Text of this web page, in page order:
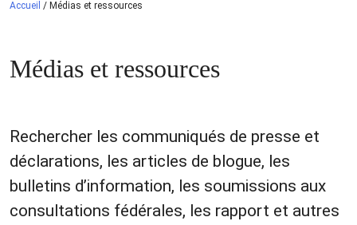
Accueil / Médias et ressources
Médias et ressources
Rechercher les communiqués de presse et
déclarations, les articles de blogue, les
bulletins d’information, les soumissions aux
consultations fédérales, les rapport et autres